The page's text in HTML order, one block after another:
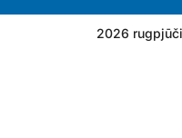
2026